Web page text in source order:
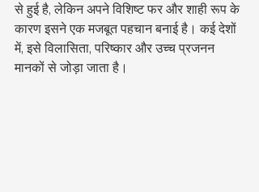
से हुई है, लेकिन अपने विशिष्ट फर और शाही रूप के
कारण इसने एक मजबूत पहचान बनाई है। कई देशों
में, इसे विलासिता, परिष्कार और उच्च प्रजनन
मानकों से जोड़ा जाता है।